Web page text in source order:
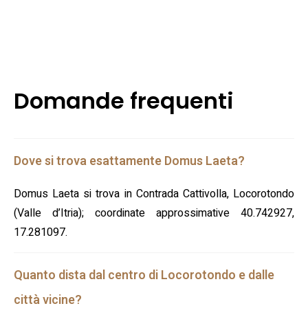
Domande frequenti
Dove si trova esattamente Domus Laeta?
Domus Laeta si trova in Contrada Cattivolla, Locorotondo
(Valle d’Itria); coordinate approssimative 40.742927,
17.281097.
Quanto dista dal centro di Locorotondo e dalle
città vicine?